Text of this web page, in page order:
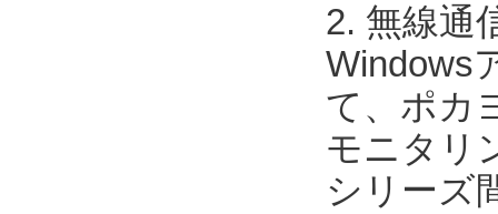
2. 無線通
Windows
て、ポカ
モニタリ
シリーズ